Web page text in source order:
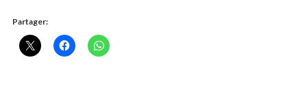
Partager: